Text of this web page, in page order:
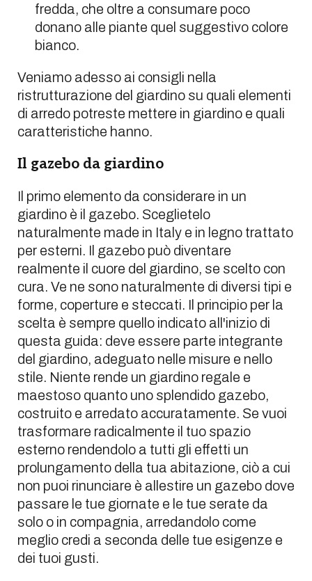
fredda, che oltre a consumare poco
donano alle piante quel suggestivo colore
bianco.
Veniamo adesso ai consigli nella
ristrutturazione del giardino su quali elementi
di arredo potreste mettere in giardino e quali
caratteristiche hanno.
Il gazebo da giardino
Il primo elemento da considerare in un
giardino è il gazebo. Sceglietelo
naturalmente made in Italy e in legno trattato
per esterni. Il gazebo può diventare
realmente il cuore del giardino, se scelto con
cura. Ve ne sono naturalmente di diversi tipi e
forme, coperture e steccati. Il principio per la
scelta è sempre quello indicato all'inizio di
questa guida: deve essere parte integrante
del giardino, adeguato nelle misure e nello
stile. Niente rende un giardino regale e
maestoso quanto uno splendido gazebo,
costruito e arredato accuratamente. Se vuoi
trasformare radicalmente il tuo spazio
esterno rendendolo a tutti gli effetti un
prolungamento della tua abitazione, ciò a cui
non puoi rinunciare è allestire un gazebo dove
passare le tue giornate e le tue serate da
solo o in compagnia, arredandolo come
meglio credi a seconda delle tue esigenze e
dei tuoi gusti.